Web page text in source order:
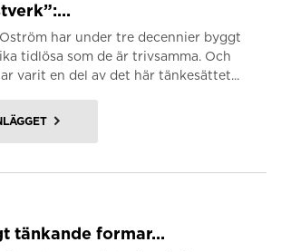
har under tre decennier byggt
tidlösa som de är trivsamma. Och
varit en del av det här tänkesättet...
tänkande formar...